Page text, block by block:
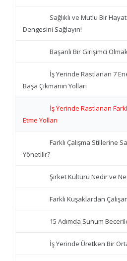
Sağlıklı ve Mutlu Bir
Dengesini Sağlayın!
Başarılı Bir Girişimci
İş Yerinde Rastlanan 7
Başa Çıkmanın Yolları
İş Yerinde Rastlanan
Etme Yolları
Farklı Çalışma Stillerine
Yönetilir?
Şirket Kültürü Nedir ve
Farklı Kuşaklardan
15 Adımda Sunum
İş Yerinde Üretken Bir